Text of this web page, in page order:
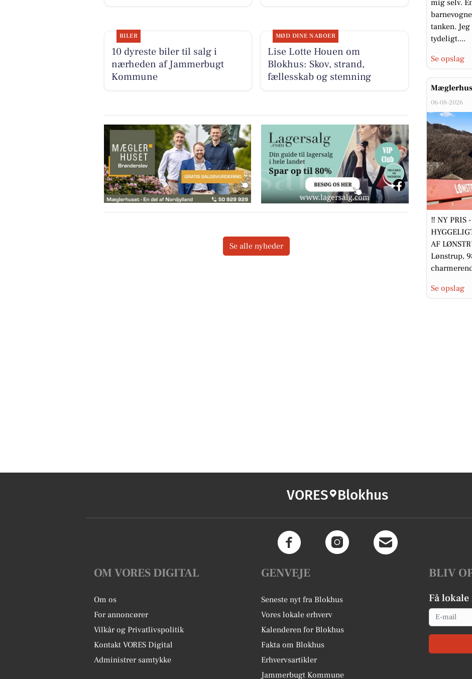
mig selv.
tanken.
tydeligt....
Se opslag
06-08-2026
‼️ NY PRIS
AF
Lønstrup,
Se opslag
BILER
10 dyreste biler til salg i
nærheden af Jammerbugt
Kommune
MØD DINE NABOER
Lise Lotte Houen om
Blokhus: Skov, strand,
fællesskab og stemning
Se alle nyheder
VORES Blokhus
OM VORES DIGITAL
Om os
For annoncører
Vilkår og Privatlivspolitik
Kontakt VORES Digital
Administrer samtykke
GENVEJE
Seneste nyt fra Blokhus
Vores lokale erhverv
Kalenderen for Blokhus
Fakta om Blokhus
Erhvervsartikler
Jammerbugt Kommune
BLIV
Få lokale
Email